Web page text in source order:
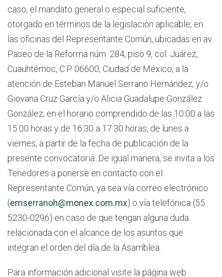
caso, el mandato general o especial suficiente,
otorgado en términos de la legislación aplicable, en
las oficinas del Representante Común, ubicadas en av.
Paseo de la Reforma núm. 284, piso 9, col. Juárez,
Cuauhtémoc, C.P. 06600, Ciudad de México, a la
atención de Esteban Manuel Serrano Hernández, y/o
Giovana Cruz García y/o Alicia Guadalupe González
González, en el horario comprendido de las 10:00 a las
15:00 horas y de 16:30 a 17:30 horas, de lunes a
viernes, a partir de la fecha de publicación de la
presente convocatoria. De igual manera, se invita a los
Tenedores a ponerse en contacto con el
Representante Común, ya sea vía correo electrónico
(emserranoh@monex.com.mx) o vía telefónica (55
5230-0296) en caso de que tengan alguna duda
relacionada con el alcance de los asuntos que
integran el orden del día de la Asamblea.
Para información adicional visite la página web